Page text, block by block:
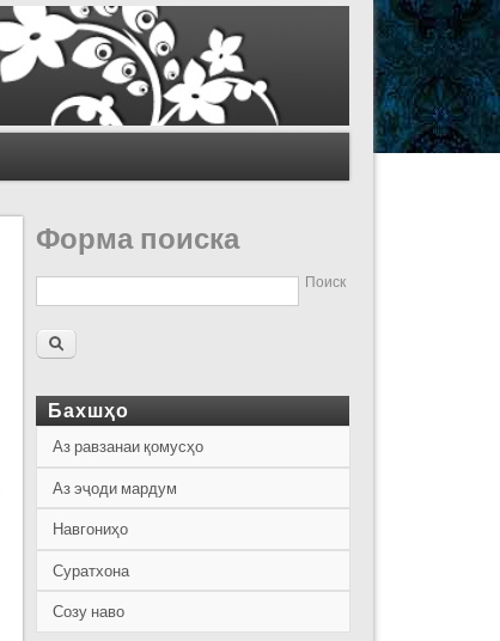
Форма поиска
Поиск
Бахшҳо
Аз равзанаи қомусҳо
Аз эҷоди мардум
Навгониҳо
Суратхона
Созу наво